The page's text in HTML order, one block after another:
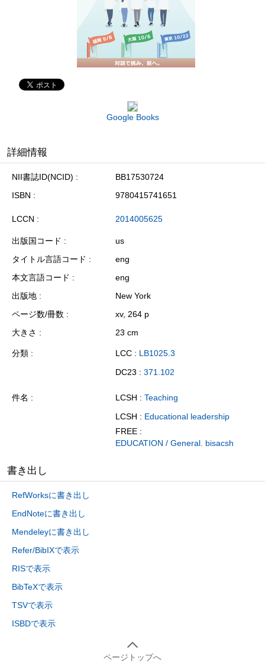
Google Books
詳細情報
NII書誌ID(NCID)
BB17530724
ISBN
9780415741651
LCCN 2014005625
出版国コード
us
タイトル言語コード
eng
本文言語コード
eng
出版地
New York
ページ数/冊数
xv, 264 p
大きさ
23 cm
分類 LCC : LB1025.3
DC23 : 371.102
件名 LCSH : Teaching
LCSH : Educational leadership
FREE :
EDUCATION / General. bisacsh
書き出し
RefWorksに書き出し
EndNoteに書き出し
Mendeleyに書き出し
Refer/BibIXで表示
RISで表示
BibTeXで表示
TSVで表示
ISBDで表示
ページトップへ